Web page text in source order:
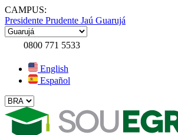
CAMPUS:
Presidente Prudente Jaú Guarujá
0800 771 5533
English
Español